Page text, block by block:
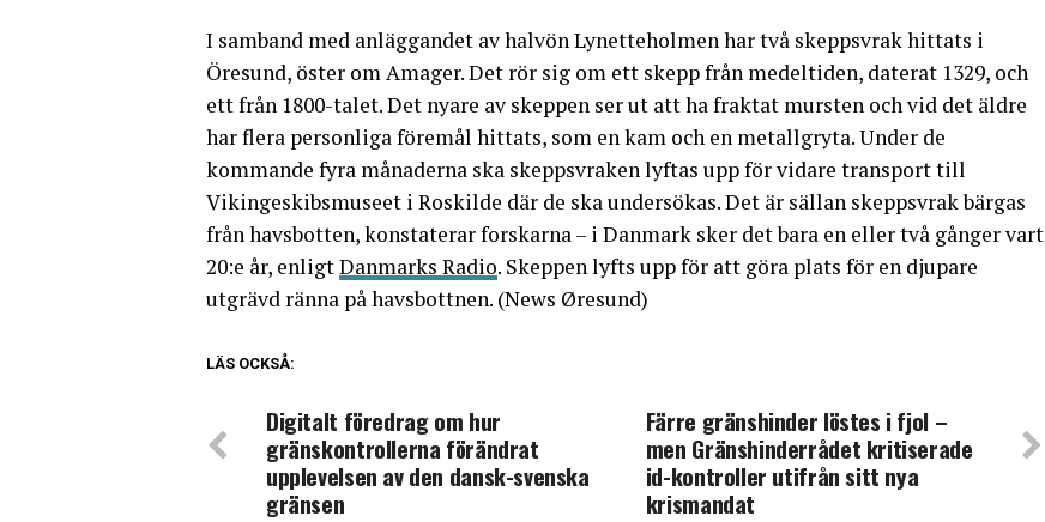
I samband med anläggandet av halvön Lynetteholmen har två skeppsvrak hittats i
Öresund, öster om Amager. Det rör sig om ett skepp från medeltiden, daterat 1329, och
ett från 1800-talet. Det nyare av skeppen ser ut att ha fraktat mursten och vid det äldre
har flera personliga föremål hittats, som en kam och en metallgryta. Under de
kommande fyra månaderna ska skeppsvraken lyftas upp för vidare transport till
Vikingeskibsmuseet i Roskilde där de ska undersökas. Det är sällan skeppsvrak bärgas
från havsbotten, konstaterar forskarna – i Danmark sker det bara en eller två gånger vart
20:e år, enligtDanmarks Radio. Skeppen lyfts upp för att göra plats för en djupare
utgrävd ränna på havsbottnen. (News Øresund)
LÄS OCKSÅ:
Färre gränshinder löstes i fjol –
men Gränshinderrådet kritiserade
id-kontroller utifrån sitt nya
krismandat
Digitalt föredrag om hur
gränskontrollerna förändrat
upplevelsen av den dansk-svenska
gränsen